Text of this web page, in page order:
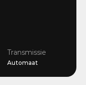
Transmissie
Automaat